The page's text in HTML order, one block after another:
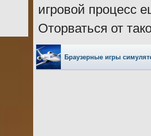
игровой процесс
Оторваться от
Браузерные игры